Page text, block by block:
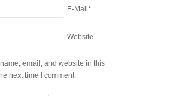
E-Mail *
Website
email, and website in this
next time I comment.